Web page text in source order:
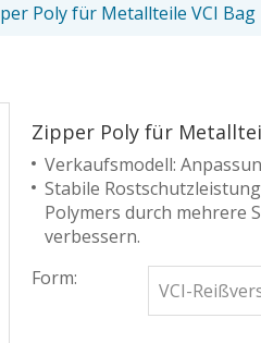
Poly für Metallteile VCI Bag
Zipper Poly für
Verkaufsmodell:
Stabile
Polymers durch mehrere
verbessern.
Form:
VCI-